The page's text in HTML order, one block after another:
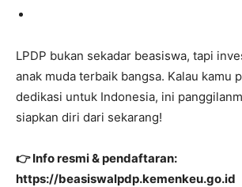
LPDP bukan sekadar beasiswa, tapi
anak muda terbaik bangsa. Kalau kamu
dedikasi untuk Indonesia, ini
siapkan diri dari sekarang!
👉 Info resmi & pendaftaran:
https://beasiswalpdp.kemenkeu.go.id